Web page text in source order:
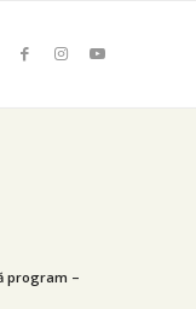
program –